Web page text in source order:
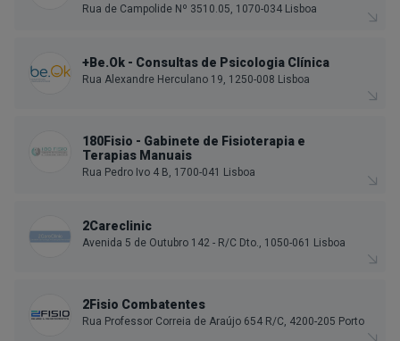
Rua de Campolide Nº 3510.05, 1070-034 Lisboa
+Be.Ok - Consultas de Psicologia Clínica
Rua Alexandre Herculano 19, 1250-008 Lisboa
180Fisio - Gabinete de Fisioterapia e
Terapias Manuais
Rua Pedro Ivo 4 B, 1700-041 Lisboa
2Careclinic
Avenida 5 de Outubro 142 - R/C Dto., 1050-061 Lisboa
2Fisio Combatentes
Rua Professor Correia de Araújo 654 R/C, 4200-205 Porto